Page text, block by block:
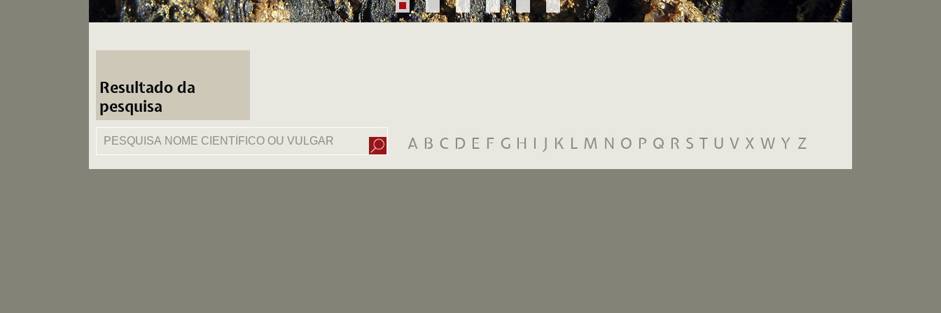
Resultado da
pesquisa
A B C D E F G H I J K L M N O P Q R S T U V X W Y Z